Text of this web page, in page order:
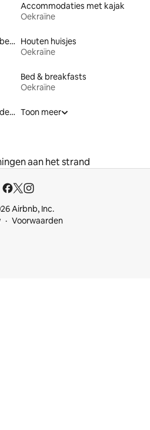
Accommodaties met kajak
Oekraïne
Accommodaties met bubbelbad Houten huisjes
Oekraïne
Bed & breakfasts
Oekraïne
Accommodaties met bedden op toegankelijke hoogte Toon meer
aan het strand
Airbnb, Inc.
Voorwaarden